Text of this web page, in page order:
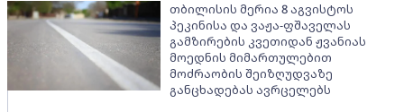
თბილისის მერია 8 აგვისტოს
პეკინისა და ვაჟა-ფშაველას
გამზირების კვეთიდან ჟვანიას
მოედნის მიმართულებით
მოძრაობის შეიზღუდვაზე
განცხადებას ავრცელებს